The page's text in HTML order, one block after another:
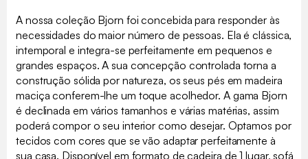
A nossa coleção Bjorn foi concebida para responder às
necessidades do maior número de pessoas. Ela é clássica,
intemporal e integra-se perfeitamente em pequenos e
grandes espaços. A sua concepção controlada torna a
construção sólida por natureza, os seus pés em madeira
maciça conferem-lhe um toque acolhedor. A gama Bjorn
é declinada em vários tamanhos e várias matérias, assim
poderá compor o seu interior como desejar. Optamos por
tecidos com cores que se vão adaptar perfeitamente à
sua casa. Disponível em formato de cadeira de 1 lugar, sofá